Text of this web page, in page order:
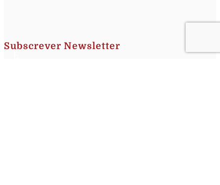
Subscrever Newsletter